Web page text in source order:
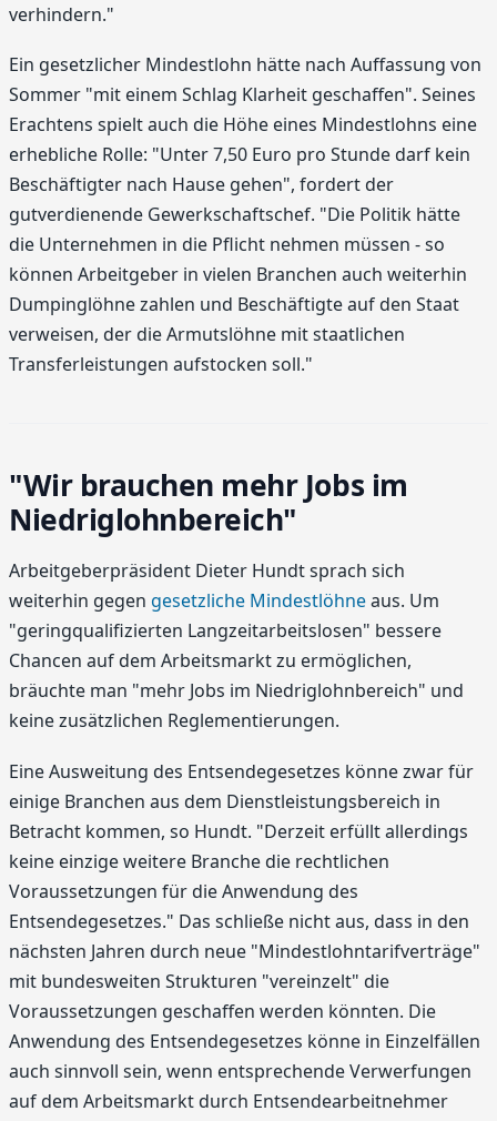
verhindern."
Ein gesetzlicher Mindestlohn hätte nach Auffassung von
Sommer "mit einem Schlag Klarheit geschaffen". Seines
Erachtens spielt auch die Höhe eines Mindestlohns eine
erhebliche Rolle: "Unter 7,50 Euro pro Stunde darf kein
Beschäftigter nach Hause gehen", fordert der
gutverdienende Gewerkschaftschef. "Die Politik hätte
die Unternehmen in die Pflicht nehmen müssen - so
können Arbeitgeber in vielen Branchen auch weiterhin
Dumpinglöhne zahlen und Beschäftigte auf den Staat
verweisen, der die Armutslöhne mit staatlichen
Transferleistungen aufstocken soll."
"Wir brauchen mehr Jobs im
Niedriglohnbereich"
Arbeitgeberpräsident Dieter Hundt sprach sich
weiterhin gegen gesetzliche Mindestlöhneaus. Um
"geringqualifizierten Langzeitarbeitslosen" bessere
Chancen auf dem Arbeitsmarkt zu ermöglichen,
bräuchte man "mehr Jobs im Niedriglohnbereich" und
keine zusätzlichen Reglementierungen.
Eine Ausweitung des Entsendegesetzes könne zwar für
einige Branchen aus dem Dienstleistungsbereich in
Betracht kommen, so Hundt. "Derzeit erfüllt allerdings
keine einzige weitere Branche die rechtlichen
Voraussetzungen für die Anwendung des
Entsendegesetzes." Das schließe nicht aus, dass in den
nächsten Jahren durch neue "Mindestlohntarifverträge"
mit bundesweiten Strukturen "vereinzelt" die
Voraussetzungen geschaffen werden könnten. Die
Anwendung des Entsendegesetzes könne in Einzelfällen
auch sinnvoll sein, wenn entsprechende Verwerfungen
auf dem Arbeitsmarkt durch Entsendearbeitnehmer